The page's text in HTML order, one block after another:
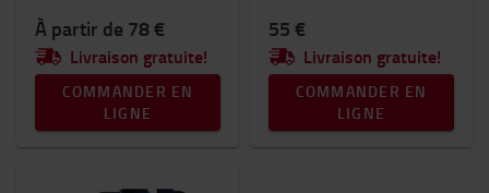
À partir de 78 €
Livraison gratuite!
COMMANDER EN
LIGNE
55 €
Livraison gratuite!
COMMANDER EN
LIGNE